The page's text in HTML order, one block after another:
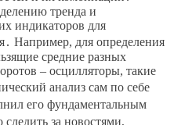
тренда и
индикаторов для
Например, для определения
средние разных
– осцилляторы, такие
анализ сам по себе
его фундаментальным
за новостями,